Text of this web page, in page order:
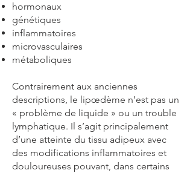
hormonaux
génétiques
inflammatoires
microvasculaires
métaboliques
Contrairement aux anciennes
descriptions, le lipœdème n’est pas un
« problème de liquide » ou un trouble
lymphatique. Il s’agit principalement
d’une atteinte du tissu adipeux avec
des modifications inflammatoires et
douloureuses pouvant, dans certains